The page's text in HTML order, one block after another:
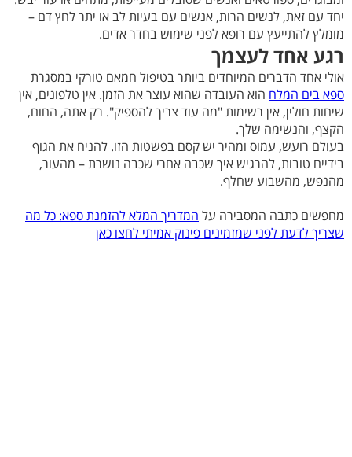
יחד עם זאת, לנשים הרות, אנשים עם בעיות לב או יתר לחץ דם –
מומלץ להתייעץ עם רופא לפני שימוש בחדר אדים.
רגע אחד לעצמך
אולי אחד הדברים המיוחדים ביותר בטיפול חמאם טורקי במסגרת
ספא בים המלח הוא העובדה שהוא עוצר את הזמן. אין טלפונים, אין
שיחות חולין, אין רשימות "מה עוד צריך להספיק". רק אתה, החום,
הקצף, והנשימה שלך.
בעולם רועש, עמוס ומהיר יש קסם בפשטות הזו. להניח את הגוף
בידיים טובות, להרגיש איך שכבה אחרי שכבה נושרת – מהעור,
מהנפש, מהשבוע שחלף.
מחפשים כתבה המסבירה על המדריך המלא להזמנת ספא: כל מה
שצריך לדעת לפני שמזמינים פינוק אמיתי לחצו כאן